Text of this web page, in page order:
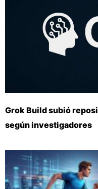
Grok Build subió
según investigadores